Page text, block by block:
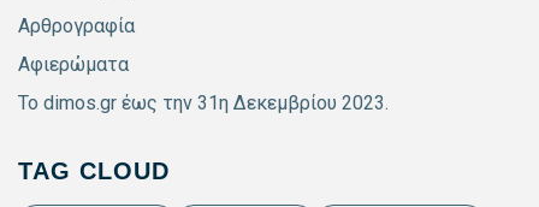
Αρθρογραφία
Αφιερώματα
Το dimos.gr έως την 31η Δεκεμβρίου 2023.
TAG CLOUD